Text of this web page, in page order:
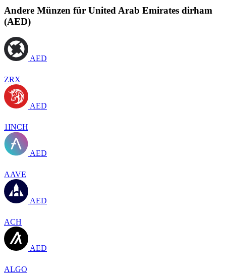
Andere Münzen für United Arab Emirates dirham
(AED)
AED
ZRX
AED
1INCH
AED
AAVE
AED
ACH
AED
ALGO